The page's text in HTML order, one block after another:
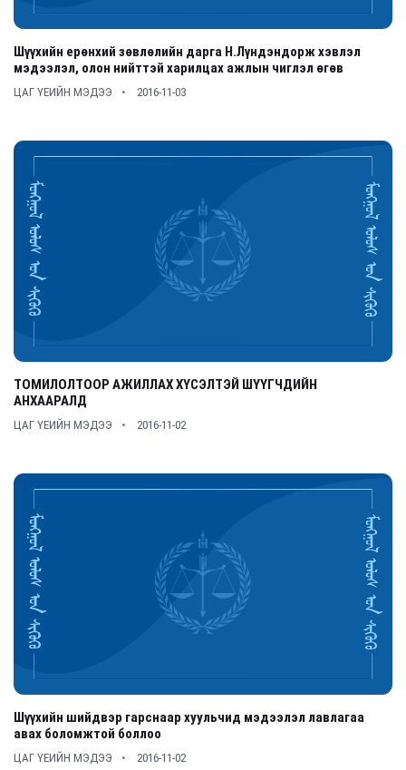
Шүүхийн ерөнхий зөвлөлийн дарга Н.Лүндэндорж хэвлэл
мэдээлэл, олон нийттэй харилцах ажлын чиглэл өгөв
ЦАГ ҮЕИЙН МЭДЭЭ 2016-11-03
ТОМИЛОЛТООР АЖИЛЛАХ ХҮСЭЛТЭЙ ШҮҮГЧДИЙН
АНХААРАЛД
ЦАГ ҮЕИЙН МЭДЭЭ 2016-11-02
Шүүхийн шийдвэр гарснаар хуульчид мэдээлэл лавлагаа
авах боломжтой боллоо
ЦАГ ҮЕИЙН МЭДЭЭ 2016-11-02